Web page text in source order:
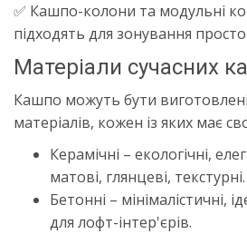
✅ Кашпо-колони та модульні
підходять для зонування
Матеріали сучасних
Кашпо можуть бути виготовлені
матеріалів, кожен із яких має
Керамічні – екологічні,
матові, глянцеві, текстурні.
Бетонні – мінімалістичні,
для лофт-інтер'єрів.